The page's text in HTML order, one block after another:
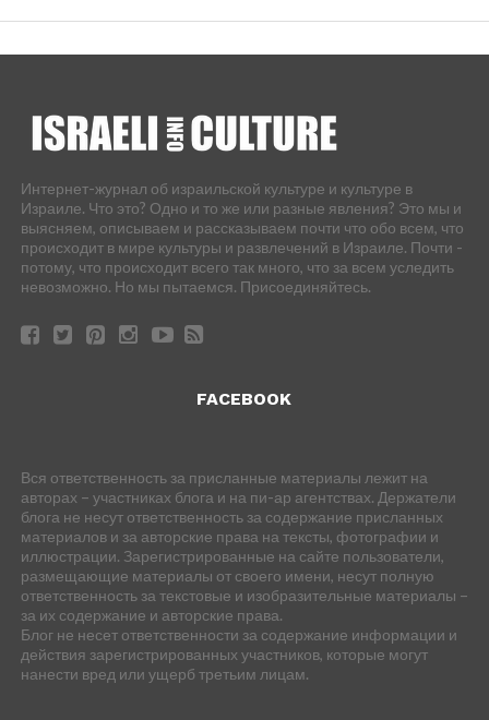
Интернет-журнал об израильской культуре и культуре в
Израиле. Что это? Одно и то же или разные явления? Это мы и
выясняем, описываем и рассказываем почти что обо всем, что
происходит в мире культуры и развлечений в Израиле. Почти -
потому, что происходит всего так много, что за всем уследить
невозможно. Но мы пытаемся. Присоединяйтесь.
FACEBOOK
Вся ответственность за присланные материалы лежит на
авторах – участниках блога и на пи-ар агентствах. Держатели
блога не несут ответственность за содержание присланных
материалов и за авторские права на тексты, фотографии и
иллюстрации. Зарегистрированные на сайте пользователи,
размещающие материалы от своего имени, несут полную
ответственность за текстовые и изобразительные материалы –
за их содержание и авторские права.
Блог не несет ответственности за содержание информации и
действия зарегистрированных участников, которые могут
нанести вред или ущерб третьим лицам.